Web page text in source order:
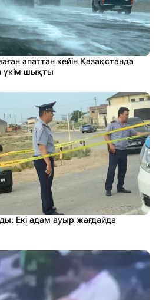
апаттан кейін Қазақстанда
үкім шықты
Екі адам ауыр жағдайда